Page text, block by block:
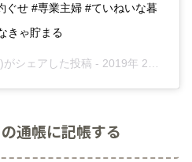
ぐせ #専業主婦 #ていねいな暮
きゃ貯まる
シェアした投稿 - 2019年 2月月5日午後11時33分PST
通帳に記帳する